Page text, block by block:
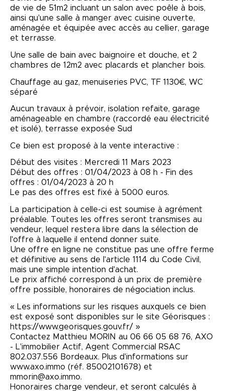
de vie de 51m2 incluant un salon avec poêle à bois,
ainsi qu'une salle à manger avec cuisine ouverte,
aménagée et équipée avec accès au cellier, garage
et terrasse.
Une salle de bain avec baignoire et douche, et 2
chambres de 12m2 avec placards et plancher bois.
Chauffage au gaz, menuiseries PVC, TF 1130€, WC
séparé
Aucun travaux à prévoir, isolation refaite, garage
aménageable en chambre (raccordé eau électricité
et isolé), terrasse exposée Sud
Ce bien est proposé à la vente interactive :
Début des visites : Mercredi 11 Mars 2023
Début des offres : 01/04/2023 à 08 h - Fin des
offres : 01/04/2023 à 20 h
Le pas des offres est fixé à 5000 euros.
La participation à celle-ci est soumise à agrément
préalable. Toutes les offres seront transmises au
vendeur, lequel restera libre dans la sélection de
l'offre à laquelle il entend donner suite.
Une offre en ligne ne constitue pas une offre ferme
et définitive au sens de l'article 1114 du Code Civil,
mais une simple intention d'achat.
Le prix affiché correspond à un prix de première
offre possible, honoraires de négociation inclus.
« Les informations sur les risques auxquels ce bien
est exposé sont disponibles sur le site Géorisques :
https://www.georisques.gouv.fr/ »
Contactez Matthieu MORIN au 06 66 05 68 76, AXO
- L'immobilier Actif, Agent Commercial RSAC
802.037.556 Bordeaux. Plus d'informations sur
www.axo.immo (réf. 85002101678) et
mmorin@axo.immo.
Honoraires charge vendeur, et seront calculés à